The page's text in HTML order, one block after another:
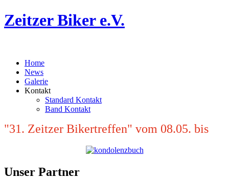
Zeitzer Biker e.V.
Home
News
Galerie
Kontakt
Standard Kontakt
Band Kontakt
"31. Zeitzer Bikertreffen" vom 08.05. bis
10.05.2026 auf der Elsterwiese Zeitz (hinter
Sommerbad) - - - "31. Zeitzer Bikertreffen"
vom 08.05. bis 10.05.2026 auf der
Unser Partner